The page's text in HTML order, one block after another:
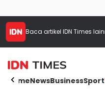
Baca artikel IDN Times
HomeNewsBusinessSport